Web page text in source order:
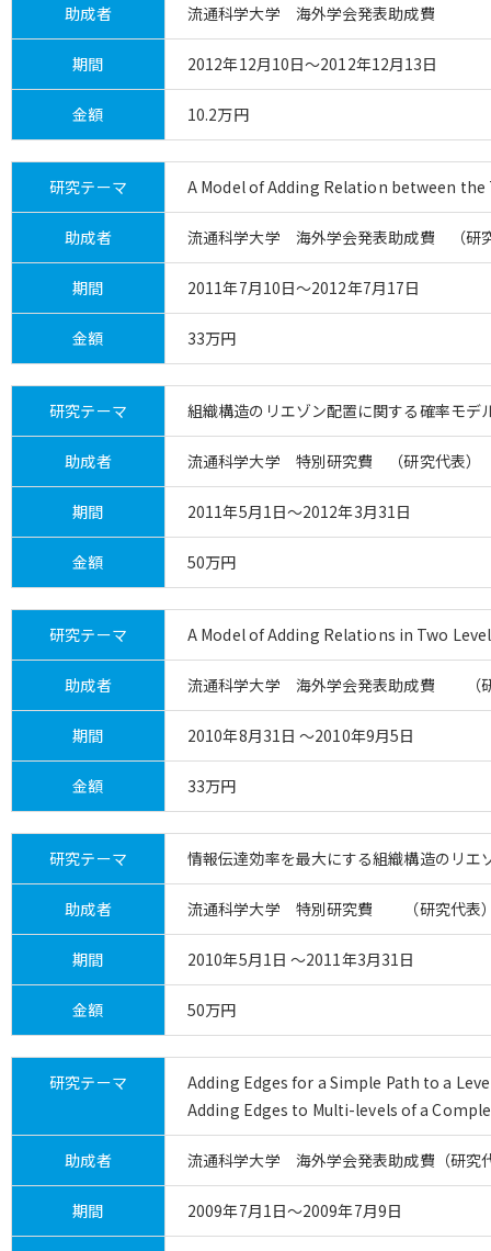
助成者 流通科学大学 海外学会発表助成費
期間 2012年12月10日～2012年12月13日
金額 10.2万円
研究テーマ A Model of Adding Relation between
助成者 流通科学大学 海外学会発表助成費 （研
期間 2011年7月10日～2012年7月17日
金額 33万円
研究テーマ 組織構造のリエゾン配置に関する確率モデ
助成者 流通科学大学 特別研究費 （研究代表）
期間 2011年5月1日～2012年3月31日
金額 50万円
研究テーマ A Model of Adding Relations in Two
助成者 流通科学大学 海外学会発表助成費 （
期間 2010年8月31日 ～2010年9月5日
金額 33万円
研究テーマ 情報伝達効率を最大にする組織構造のリエ
助成者 流通科学大学 特別研究費 （研究代表
期間 2010年5月1日 ～2011年3月31日
金額 50万円
研究テーマ
Adding Edges for a Simple Path to a
Adding Edges to Multi-levels of a
助成者 流通科学大学 海外学会発表助成費（研究
期間 2009年7月1日～2009年7月9日